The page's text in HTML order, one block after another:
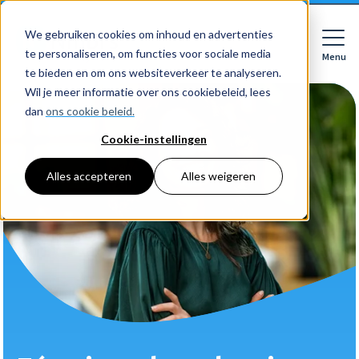
We gebruiken cookies om inhoud en advertenties
te personaliseren, om functies voor sociale media
te bieden en om ons websiteverkeer te analyseren.
Wil je meer informatie over ons cookiebeleid, lees
dan ons cookie beleid.
Cookie-instellingen
Alles accepteren Alles weigeren
Menu
Close
Softwarepakketten
Voor bedrijven
Voor accountants
Employee Self Service
Features
Declaraties
HR dashboards
HR workflows
Tarieven
Voor bedrijven
Voor accountants
Ontdek
Resources